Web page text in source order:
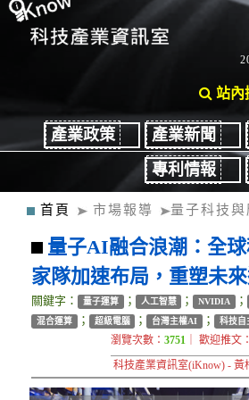
站內
產業政策 產業新聞
專利情報
首頁 市場報導 量子科技與
量子AI融合浪潮：全
家隊加速布局，重塑未
關鍵字： 量子運算 ； 人工智慧 ； NVIDIA ；
混合運算 ； 超級電腦 ； 台灣主權AI ； 科技自
瀏覽次數：3751 ｜ 歡迎推文：
科技產業資訊室(iKnow) - 黃